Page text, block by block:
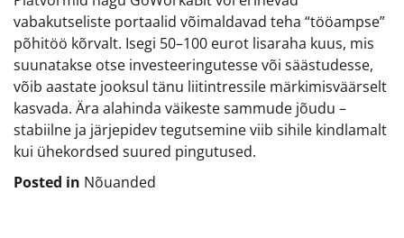
vabakutseliste portaalid võimaldavad teha “tööampse”
põhitöö kõrvalt. Isegi 50–100 eurot lisaraha kuus, mis
suunatakse otse investeeringutesse või säästudesse,
võib aastate jooksul tänu liitintressile märkimisväärselt
kasvada. Ära alahinda väikeste sammude jõudu –
stabiilne ja järjepidev tegutsemine viib sihile kindlamalt
kui ühekordsed suured pingutused.
Posted in Nõuanded